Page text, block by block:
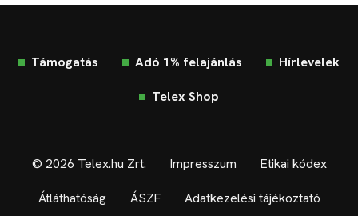
Támogatás Adó 1% felajánlás Hírlevelek
Telex Shop
© 2026 Telex.hu Zrt. Impresszum Etikai kódex
Átláthatóság ÁSZF Adatkezelési tájékoztató